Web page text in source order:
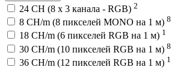
24 CH (8 x 3 канала - RGB) 2
8 CH/m (8 пикселей MONO на 1 м) 8
18 CH/m (6 пикселей RGB на 1 м) 1
30 CH/m (10 пикселей RGB на 1 м) 8
36 CH/m (12 пикселей RGB на 1 м) 1